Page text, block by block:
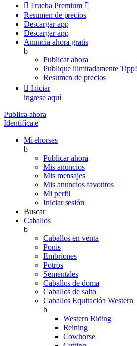
 Prueba Premium 
Resumen de precios
Descargar app
Descargar app
Anuncia ahora gratis
b
Publicar ahora
Publique ilimitadamente Tipp!
Resumen de precios
 Iniciar
ingrese aquí
Publica ahora
Identifícate
Mi ehorses
b
Publicar ahora
Mis anuncios
Mis mensajes
Mis anuncios favoritos
Mi perfil
Iniciar sesión
Buscar
Caballos
b
Caballos en venta
Ponis
Embriones
Potros
Sementales
Caballos de doma
Caballos de salto
Caballos Equitación Western
b
Western Riding
Reining
Cowhorse